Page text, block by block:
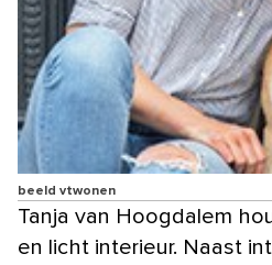
beeld vtwonen
Tanja van Hoogdalem
en licht interieur. Naast